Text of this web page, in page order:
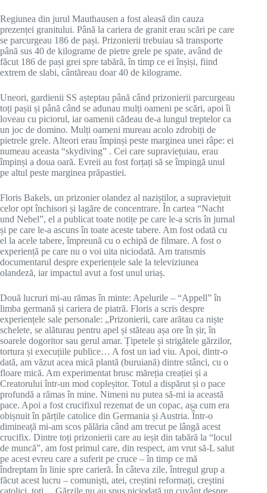
Regiunea din jurul Mauthausen a fost aleasă din cauza
prezenței granitului. Până la cariera de granit erau scări pe care
se parcurgeau 186 de pași. Prizonierii trebuiau să transporte
până sus 40 de kilograme de pietre grele pe spate, având de
făcut 186 de pași grei spre tabără, în timp ce ei înșiși, fiind
extrem de slabi, cântăreau doar 40 de kilograme.
Uneori, gardienii SS așteptau până când prizonierii parcurgeau
toți pașii și până când se adunau mulți oameni pe scări, apoi îi
loveau cu piciorul, iar oamenii cădeau de-a lungul treptelor ca
un joc de domino. Mulți oameni mureau acolo zdrobiți de
pietrele grele. Alteori erau împinși peste marginea unei râpe: ei
numeau aceasta “skydiving” . Cei care supraviețuiau, erau
împinși a doua oară. Evreii au fost forțați să se împingă unul
pe altul peste marginea prăpastiei.
Floris Bakels, un prizonier olandez al naziștilor, a supraviețuit
celor opt închisori și lagăre de concentrare. În cartea “Nacht
und Nebel”, el a publicat toate notițe pe care le-a scris în jurnal
și pe care le-a ascuns în toate aceste tabere. Am fost odată cu
el la acele tabere, împreună cu o echipă de filmare. A fost o
experiență pe care nu o voi uita niciodată. Am transmis
documentarul despre experiențele sale la televiziunea
olandeză, iar impactul avut a fost unul uriaș.
Două lucruri mi-au rămas în minte: Apelurile – “Appell” în
limba germană și cariera de piatră. Floris a scris despre
experiențele sale personale: „Prizonierii, care arătau ca niște
schelete, se alăturau pentru apel și stăteau așa ore în șir, în
soarele dogoritor sau gerul amar. Țipetele și strigătele gărzilor,
tortura și execuțiile publice… A fost un iad viu. Apoi, dintr-o
dată, am văzut acea mică plantă (buruiană) dintre stânci, cu o
floare mică. Am experimentat brusc măreția creației și a
Creatorului într-un mod copleșitor. Totul a dispărut și o pace
profundă a rămas în mine. Nimeni nu putea să-mi ia această
pace. Apoi a fost crucifixul rezemat de un copac, așa cum era
obișnuit în părțile catolice din Germania și Austria. Într-o
dimineață mi-am scos pălăria când am trecut pe lângă acest
crucifix. Dintre toți prizonierii care au ieșit din tabără la “locul
de muncă”, am fost primul care, din respect, am vrut să-L salut
pe acest evreu care a suferit pe cruce – în timp ce mă
îndreptam în linie spre carieră. În câteva zile, întregul grup a
făcut acest lucru – comuniști, atei, creștini reformați, creștini